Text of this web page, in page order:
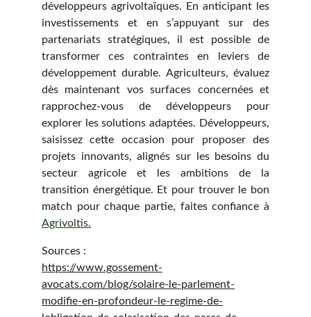
développeurs agrivoltaïques. En anticipant les
investissements et en s’appuyant sur des
partenariats stratégiques, il est possible de
transformer ces contraintes en leviers de
développement durable. Agriculteurs, évaluez
dès maintenant vos surfaces concernées et
rapprochez-vous de développeurs pour
explorer les solutions adaptées. Développeurs,
saisissez cette occasion pour proposer des
projets innovants, alignés sur les besoins du
secteur agricole et les ambitions de la
transition énergétique. Et pour trouver le bon
match pour chaque partie, faites confiance à
Agrivoltis.
Sources :
https://www.gossement-
avocats.com/blog/solaire-le-parlement-
modifie-en-profondeur-le-regime-de-